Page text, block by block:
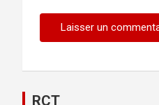
RCT